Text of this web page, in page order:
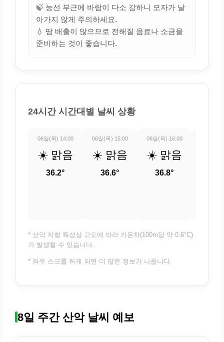
🍃 능선 부근에 바람이 다소 강하니 모자가 날
아가지 않게 주의하세요.
💧 땀 배출이 많으므로 전해질 음료나 소금을
준비하는 것이 좋습니다.
24시간 시간대별 날씨 상황
06일(목) 14:00
☀️ 맑음
36.2°
06일(목) 15:00
☀️ 맑음
36.6°
06일(목) 16:00
☀️ 맑음
36.8°
* 산악 지형 특성상 고도에 따라 기온차(100m당 약 0.6°C)
가 발생할 수 있습니다.
* 좌우 스크롤 하게 되면 더 많은 정보가 나옵니다.
8일 주간 산악 날씨 예보